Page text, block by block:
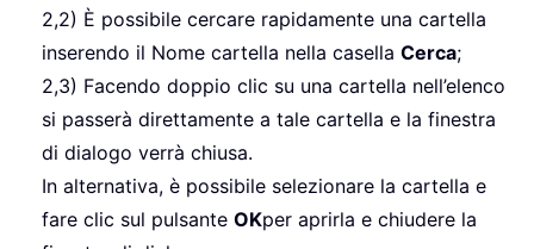
2,2) È possibile cercare rapidamente una cartella
inserendo il Nome cartella nella casella Cerca;
2,3) Facendo doppio clic su una cartella nell’elenco
si passerà direttamente a tale cartella e la finestra
di dialogo verrà chiusa.
In alternativa, è possibile selezionare la cartella e
fare clic sul pulsante OKper aprirla e chiudere la